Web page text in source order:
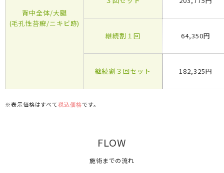
背中全体/大腿
(毛孔性苔癬/ニキビ跡)
継続割１回 64,350円
継続割３回セット 182,325円
※表示価格はすべて税込価格です。
FLOW
施術までの流れ